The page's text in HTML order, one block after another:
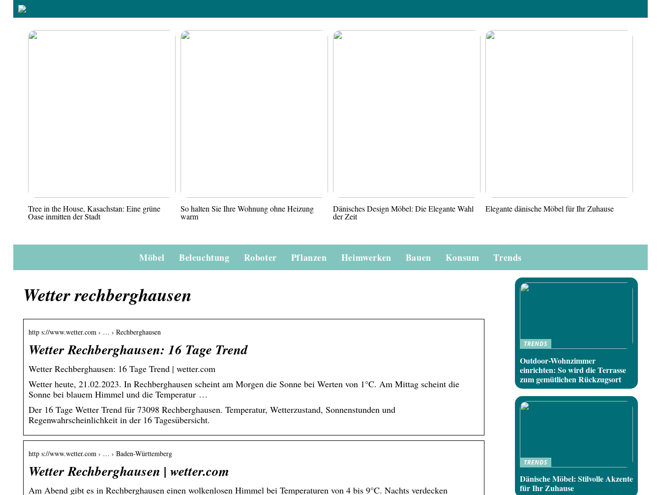
Tree in the House, Kasachstan: Eine grüne
Oase inmitten der Stadt
So halten Sie Ihre Wohnung ohne Heizung
warm
Dänisches Design Möbel: Die Elegante Wahl
der Zeit
Elegante dänische Möbel für Ihr Zuhause
Möbel Beleuchtung Roboter Pflanzen Heimwerken Bauen Konsum Trends
Wetter rechberghausen
http s://www.wetter.com › … › Rechberghausen
Wetter Rechberghausen: 16 Tage Trend
Wetter Rechberghausen: 16 Tage Trend | wetter.com
Wetter heute, 21.02.2023. In Rechberghausen scheint am Morgen die Sonne bei Werten von 1°C. Am Mittag scheint die
Sonne bei blauem Himmel und die Temperatur …
Der 16 Tage Wetter Trend für 73098 Rechberghausen. Temperatur, Wetterzustand, Sonnenstunden und
Regenwahrscheinlichkeit in der 16 Tagesübersicht.
http s://www.wetter.com › … › Baden-Württemberg
Wetter Rechberghausen | wetter.com
Am Abend gibt es in Rechberghausen einen wolkenlosen Himmel bei Temperaturen von 4 bis 9°C. Nachts verdecken
TRENDS
Outdoor-Wohnzimmer
einrichten: So wird die Terrasse
zum gemütlichen Rückzugsort
TRENDS
Dänische Möbel: Stilvolle Akzente
für Ihr Zuhause